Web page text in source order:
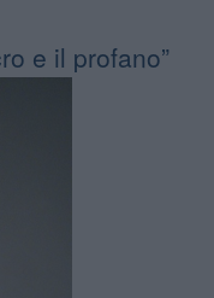
e il profano”